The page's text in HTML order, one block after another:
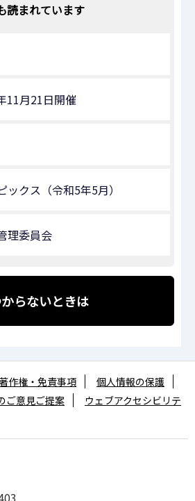
読まれています
11月21日開催
ックス（令和5年5月）
理委員会
らないときは
作権・免責事項
個人情報の保護
ご意見ご提案
ウェブアクセシビリテ